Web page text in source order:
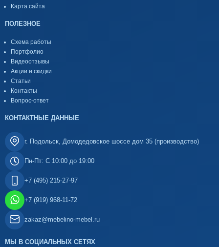
Карта сайта
ПОЛЕЗНОЕ
Схема работы
Портфолио
Видеоотзывы
Акции и скидки
Статьи
Контакты
Вопрос-ответ
КОНТАКТНЫЕ ДАННЫЕ
г. Подольск, Домодедовское шоссе дом 35 (производство)
Пн-Пт: С 10:00 до 19:00
+7 (495) 215-27-97
+7 (919) 968-11-72
zakaz@mebelino-mebel.ru
МЫ В СОЦИАЛЬНЫХ СЕТЯХ